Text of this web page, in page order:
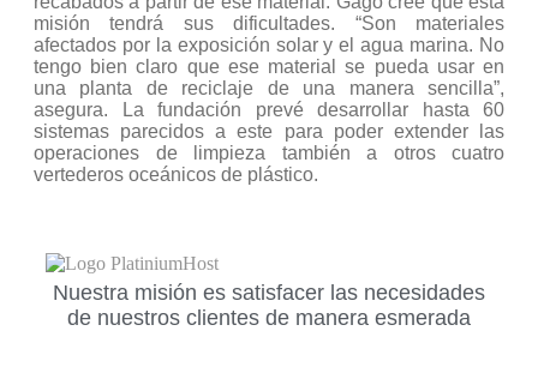
misión tendrá sus dificultades. “Son materiales
afectados por la exposición solar y el agua marina. No
tengo bien claro que ese material se pueda usar en
una planta de reciclaje de una manera sencilla”,
asegura. La fundación prevé desarrollar hasta 60
sistemas parecidos a este para poder extender las
operaciones de limpieza también a otros cuatro
vertederos oceánicos de plástico.
Nuestra misión es satisfacer las necesidades
de nuestros clientes de manera esmerada